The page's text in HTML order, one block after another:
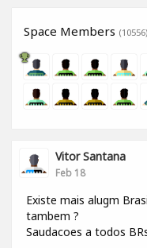
Space Members (10556)
Vitor Santana
Feb 18
Existe mais alugm
tambem ?
Saudacoes a todos